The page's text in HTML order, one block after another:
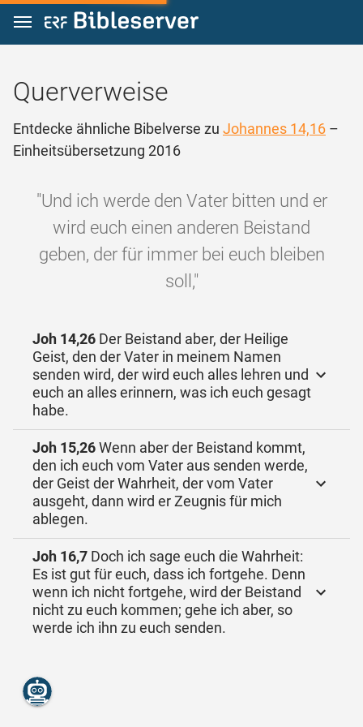
Zum Inhalt springen
Querverweise
Entdecke ähnliche Bibelverse zu Johannes 14,16 –
Einheitsübersetzung 2016
"Und ich werde den Vater bitten und er
wird euch einen anderen Beistand
geben, der für immer bei euch bleiben
soll,"
Joh 14,26 Der Beistand aber, der Heilige
Geist, den der Vater in meinem Namen
senden wird, der wird euch alles lehren und
euch an alles erinnern, was ich euch gesagt
habe.
Joh 15,26Wenn aber der Beistand kommt,
den ich euch vom Vater aus senden werde,
der Geist der Wahrheit, der vom Vater
ausgeht, dann wird er Zeugnis für mich
ablegen.
Joh 16,7 Doch ich sage euch die Wahrheit:
Es ist gut für euch, dass ich fortgehe. Denn
wenn ich nicht fortgehe, wird der Beistand
nicht zu euch kommen; gehe ich aber, so
werde ich ihn zu euch senden.